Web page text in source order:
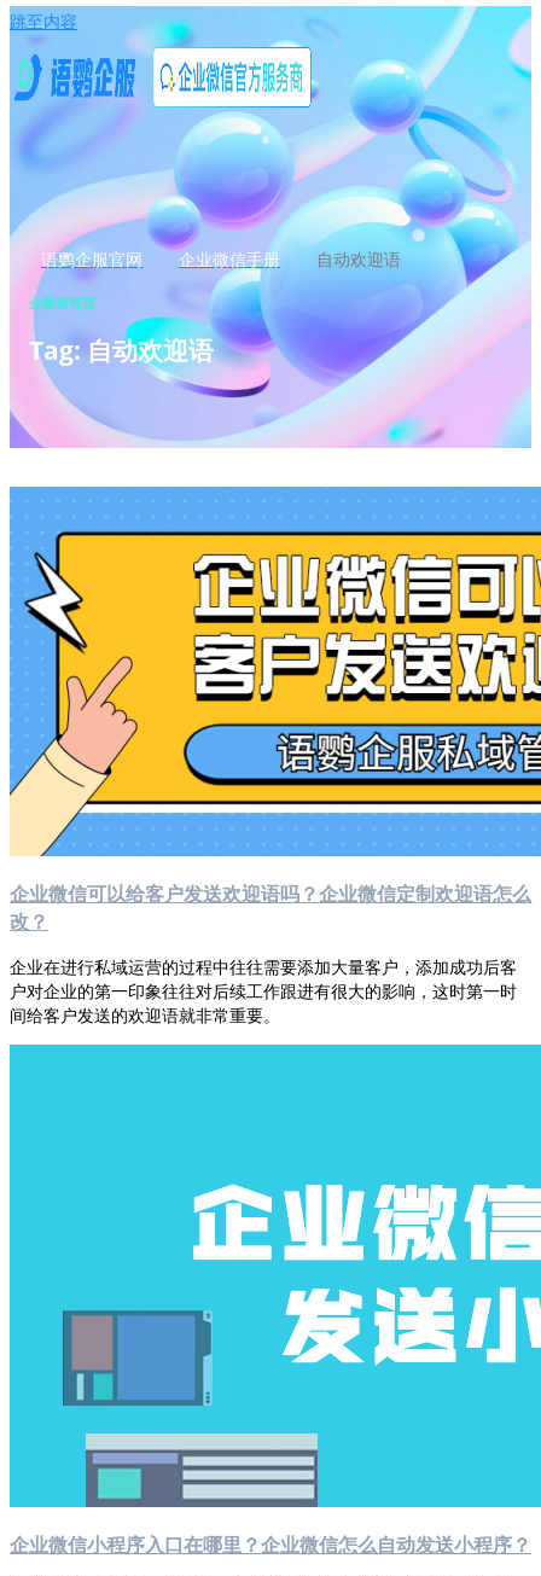
跳至内容
语鹦企服官网 企业微信手册 自动欢迎语
企微研究院
Tag: 自动欢迎语
企业微信可以给客户发送欢迎语吗？企业微信定制欢迎语怎么
改？
企业在进行私域运营的过程中往往需要添加大量客户，添加成功后客
户对企业的第一印象往往对后续工作跟进有很大的影响，这时第一时
间给客户发送的欢迎语就非常重要。
企业微信小程序入口在哪里？企业微信怎么自动发送小程序？